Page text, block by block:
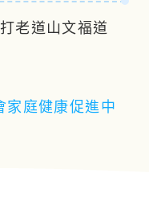
老道山文福道
庭健康促進中